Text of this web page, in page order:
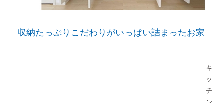
収納たっぷりこだわりがいっぱい詰まったお家
キ
ッ
チ